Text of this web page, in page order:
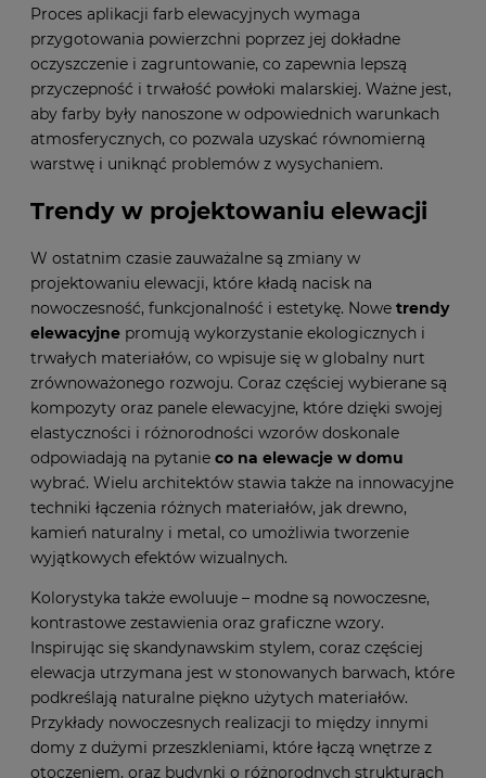
Proces aplikacji farb elewacyjnych wymaga
przygotowania powierzchni poprzez jej dokładne
oczyszczenie i zagruntowanie, co zapewnia lepszą
przyczepność i trwałość powłoki malarskiej. Ważne jest,
aby farby były nanoszone w odpowiednich warunkach
atmosferycznych, co pozwala uzyskać równomierną
warstwę i uniknąć problemów z wysychaniem.
Trendy w projektowaniu elewacji
W ostatnim czasie zauważalne są zmiany w
projektowaniu elewacji, które kładą nacisk na
nowoczesność, funkcjonalność i estetykę. Nowe trendy
elewacyjne promują wykorzystanie ekologicznych i
trwałych materiałów, co wpisuje się w globalny nurt
zrównoważonego rozwoju. Coraz częściej wybierane są
kompozyty oraz panele elewacyjne, które dzięki swojej
elastyczności i różnorodności wzorów doskonale
odpowiadają na pytanie co na elewacje w domu
wybrać. Wielu architektów stawia także na innowacyjne
techniki łączenia różnych materiałów, jak drewno,
kamień naturalny i metal, co umożliwia tworzenie
wyjątkowych efektów wizualnych.
Kolorystyka także ewoluuje – modne są nowoczesne,
kontrastowe zestawienia oraz graficzne wzory.
Inspirując się skandynawskim stylem, coraz częściej
elewacja utrzymana jest w stonowanych barwach, które
podkreślają naturalne piękno użytych materiałów.
Przykłady nowoczesnych realizacji to między innymi
domy z dużymi przeszkleniami, które łączą wnętrze z
otoczeniem, oraz budynki o różnorodnych strukturach